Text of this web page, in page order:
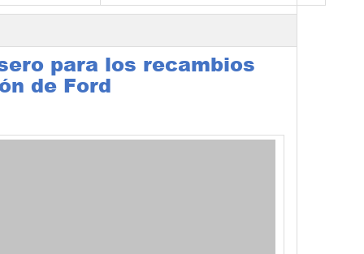
para los recambios
de Ford